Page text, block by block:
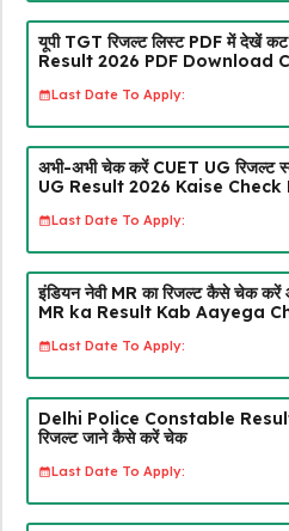
यूपी TGT रिजल्ट लिस्ट PDF में देखें
Result 2026 PDF Download
Last Date To Apply:
अभी-अभी चेक करें CUET UG रिजल्ट
UG Result 2026 Kaise
Last Date To Apply:
इंडियन नेवी MR का रिजल्ट कैसे चेक
MR ka Result Kab Aayega
Last Date To Apply:
Delhi Police Constable Result
रिजल्ट जाने कैसे करें चेक
Last Date To Apply: